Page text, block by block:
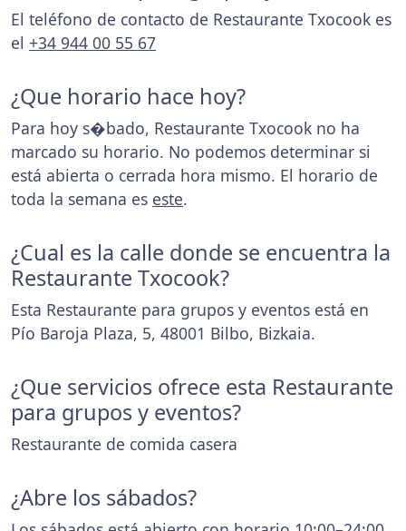
El teléfono de contacto de Restaurante Txocook es
el +34 944 00 55 67
¿Que horario hace hoy?
Para hoy s�bado, Restaurante Txocook no ha
marcado su horario. No podemos determinar si
está abierta o cerrada hora mismo. El horario de
toda la semana es este.
¿Cual es la calle donde se encuentra la
Restaurante Txocook?
Esta Restaurante para grupos y eventos está en
Pío Baroja Plaza, 5, 48001 Bilbo, Bizkaia.
¿Que servicios ofrece esta Restaurante
para grupos y eventos?
Restaurante de comida casera
¿Abre los sábados?